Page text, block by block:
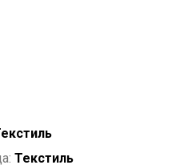
Текстиль